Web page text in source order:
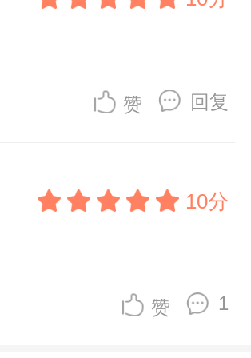
回复
赞
10分
1
赞